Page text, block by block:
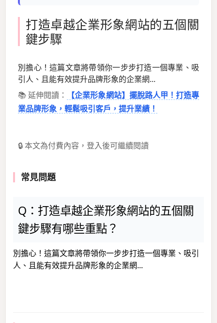
打造卓越企業形象網站的五個關
鍵步驟
別擔心！這篇文章將帶領你一步步打造一個專業、吸
引人、且能有效提升品牌形象的企業網...
📚 延伸閱讀：
【企業形象網站】擺脫路人甲！打造專
業品牌形象，輕鬆吸引客戶，提升業績！
🔒 本文為付費內容，登入後可繼續閱讀
常見問題
Q：打造卓越企業形象網站的五個關
鍵步驟有哪些重點？
別擔心！這篇文章將帶領你一步步打造一個專業、吸引
人、且能有效提升品牌形象的企業網...